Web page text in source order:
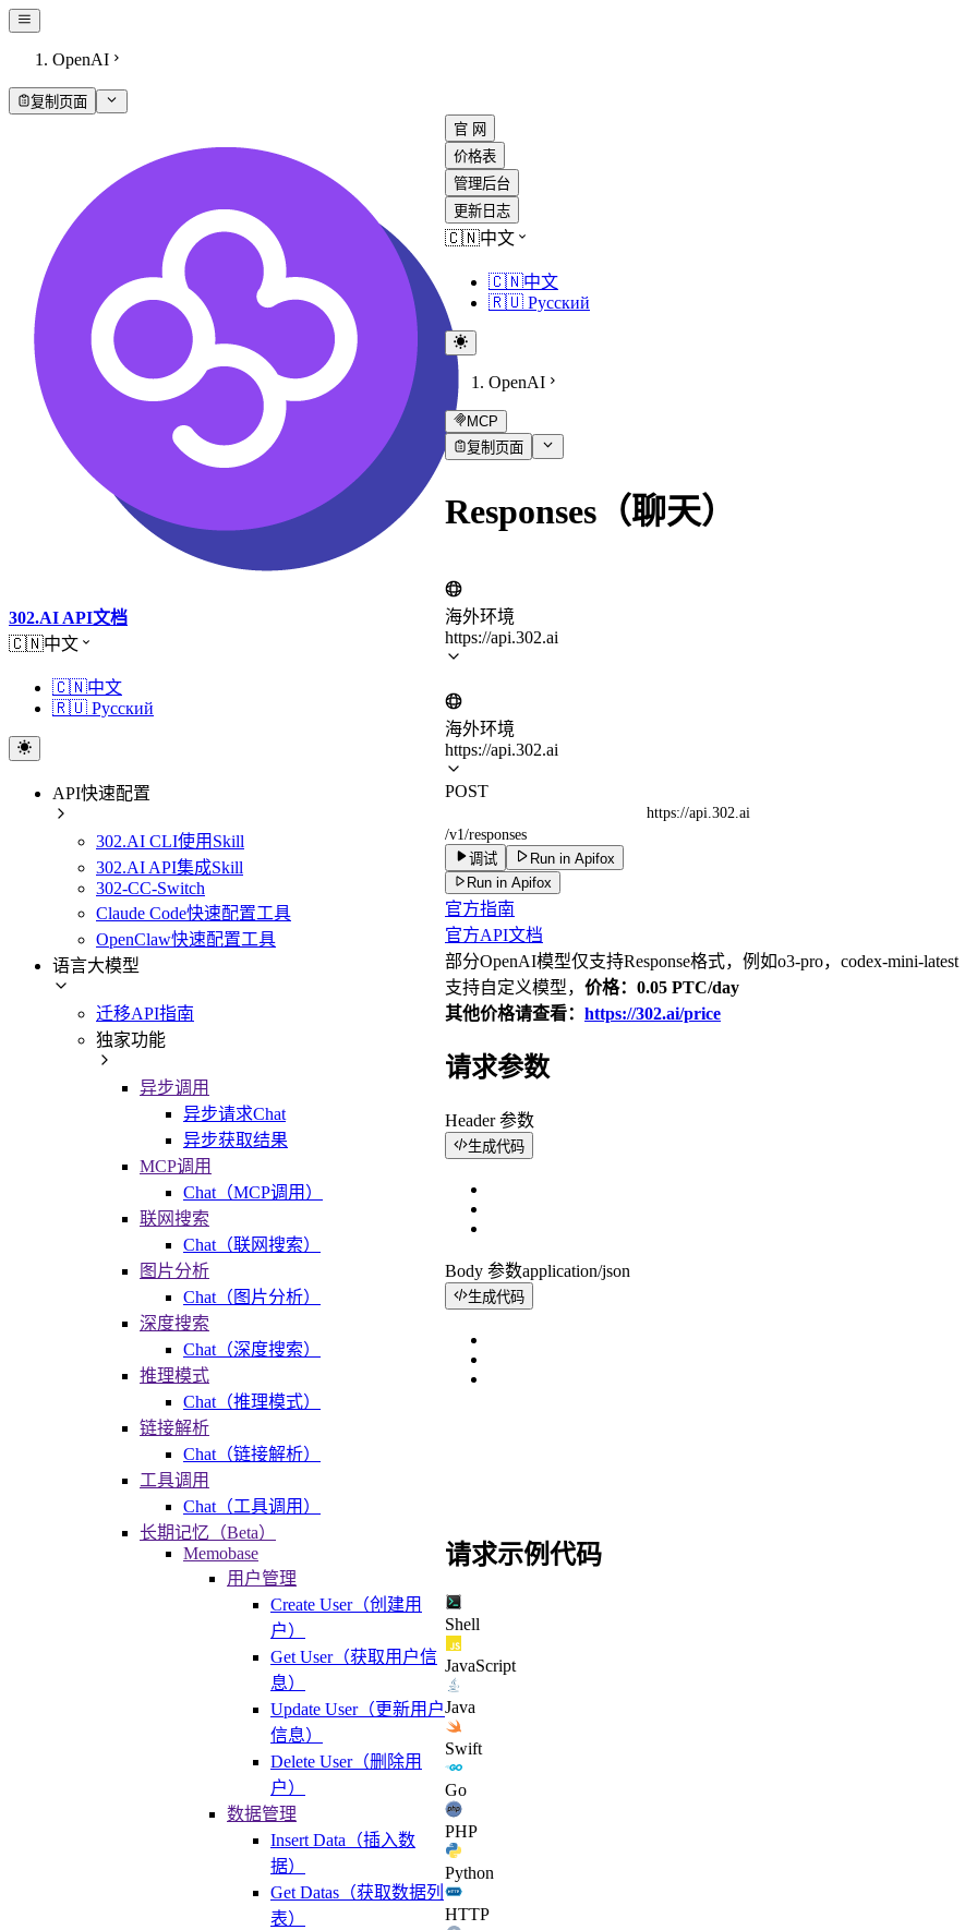
OpenAI
复制页面
302.AI API文档
🇨🇳中文
🇨🇳中文
🇷🇺 Русский
API快速配置
302.AI CLI使用Skill
302.AI API集成Skill
302-CC-Switch
Claude Code快速配置工具
OpenClaw快速配置工具
语言大模型
迁移API指南
独家功能
异步调用
异步请求Chat
异步获取结果
MCP调用
Chat（MCP调用）
联网搜索
Chat（联网搜索）
图片分析
Chat（图片分析）
深度搜索
Chat（深度搜索）
推理模式
Chat（推理模式）
链接解析
Chat（链接解析）
工具调用
Chat（工具调用）
长期记忆（Beta）
Memobase
用户管理
Create User（创建用
户）
Get User（获取用户信
息）
Update User（更新用户
信息）
Delete User（删除用
户）
数据管理
Insert Data（插入数
据）
Get Datas（获取数据列
表）
官 网
价格表
管理后台
更新日志
🇨🇳中文
🇨🇳中文
🇷🇺 Русский
OpenAI
MCP
复制页面
Responses（聊天）
海外环境
https://api.302.ai
海外环境
https://api.302.ai
POST
https://api.302.ai
/v1/responses
调试
Run in Apifox
Run in Apifox
官方指南
官方API文档
部分OpenAI模型仅支持Response格式，例如o3-pro，codex-mini-latest
支持自定义模型， 价格：0.05 PTC/day
其他价格请查看： https://302.ai/price
请求参数
Header 参数
生成代码
Body 参数application/json
生成代码
请求示例代码
Shell
JavaScript
Java
Swift
Go
PHP
Python
HTTP